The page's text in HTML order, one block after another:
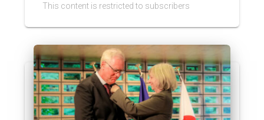
This content is restricted to subscribers